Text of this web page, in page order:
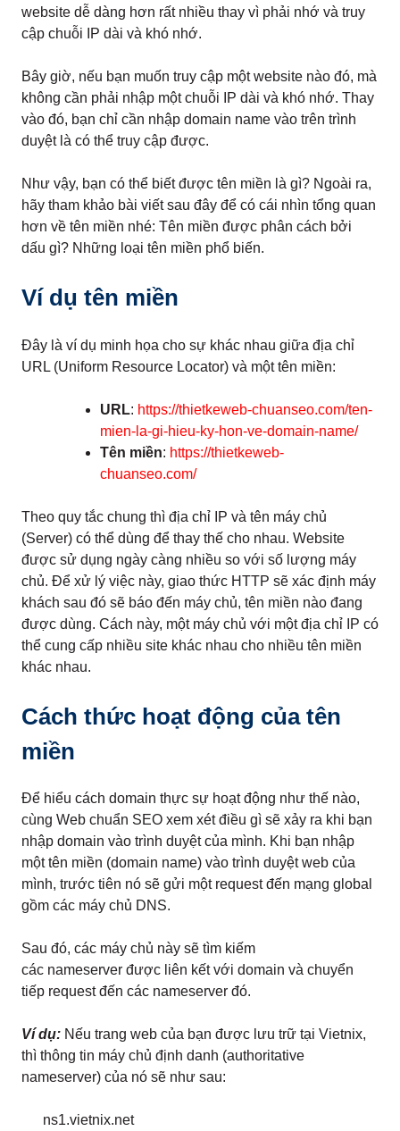
website dễ dàng hơn rất nhiều thay vì phải nhớ và truy
cập chuỗi IP dài và khó nhớ.
Bây giờ, nếu bạn muốn truy cập một website nào đó, mà
không cần phải nhập một chuỗi IP dài và khó nhớ. Thay
vào đó, bạn chỉ cần nhập domain name vào trên trình
duyệt là có thể truy cập được.
Như vậy, bạn có thể biết được tên miền là gì? Ngoài ra,
hãy tham khảo bài viết sau đây để có cái nhìn tổng quan
hơn về tên miền nhé: Tên miền được phân cách bởi
dấu gì? Những loại tên miền phổ biến.
Ví dụ tên miền
Đây là ví dụ minh họa cho sự khác nhau giữa địa chỉ
URL (Uniform Resource Locator) và một tên miền:
URL: https://thietkeweb-chuanseo.com/ten-
mien-la-gi-hieu-ky-hon-ve-domain-name/
Tên miền: https://thietkeweb-
chuanseo.com/
Theo quy tắc chung thì địa chỉ IP và tên máy chủ
(Server) có thể dùng để thay thế cho nhau. Website
được sử dụng ngày càng nhiều so với số lượng máy
chủ. Để xử lý việc này, giao thức HTTP sẽ xác định máy
khách sau đó sẽ báo đến máy chủ, tên miền nào đang
được dùng. Cách này, một máy chủ với một địa chỉ IP có
thể cung cấp nhiều site khác nhau cho nhiều tên miền
khác nhau.
Cách thức hoạt động của tên
miền
Để hiểu cách domain thực sự hoạt động như thế nào,
cùng Web chuẩn SEO xem xét điều gì sẽ xảy ra khi bạn
nhập domain vào trình duyệt của mình. Khi bạn nhập
một tên miền (domain name) vào trình duyệt web của
mình, trước tiên nó sẽ gửi một request đến mạng global
gồm các máy chủ DNS.
Sau đó, các máy chủ này sẽ tìm kiếm
các nameserver được liên kết với domain và chuyển
tiếp request đến các nameserver đó.
Ví dụ: Nếu trang web của bạn được lưu trữ tại Vietnix,
thì thông tin máy chủ định danh (authoritative
nameserver) của nó sẽ như sau:
ns1.vietnix.net